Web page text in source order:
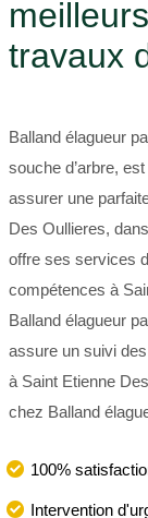
travaux
Balland élagueur
souche d’arbre,
assurer une
Des Oullieres,
offre ses services
compétences à
Balland élagueur
assure un suivi
à Saint Etienne
chez Balland
100%
Intervention